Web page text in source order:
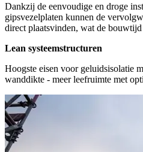
Dankzij de eenvoudige en droge
gipsvezelplaten kunnen de
direct plaatsvinden, wat de
Lean systeemstructuren
Hoogste eisen voor geluidsisolatie
wanddikte - meer leefruimte met